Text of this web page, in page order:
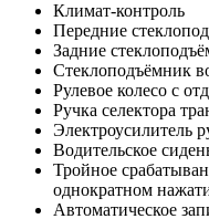
Климат-контроль
Передние
Задние
Стеклоподъёмник
Рулевое колесо с
Ручка селектора
Электроусилитель
Водительское
Тройное
однократном
Автоматическое